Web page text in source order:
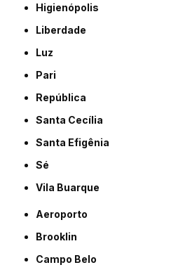
Higienópolis
Liberdade
Luz
Pari
República
Santa Cecília
Santa Efigênia
Sé
Vila Buarque
Aeroporto
Brooklin
Campo Belo